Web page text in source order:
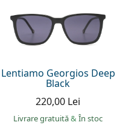
Lentiamo Georgios Deep
Black
220,00 Lei
Livrare gratuită& În stoc